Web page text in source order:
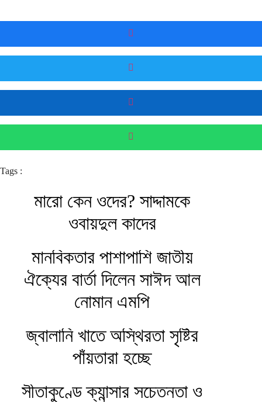
Tags :
মারো কেন ওদের? সাদ্দামকে
ওবায়দুল কাদের
মানবিকতার পাশাপাশি জাতীয়
ঐক্যের বার্তা দিলেন সাঈদ আল
নোমান এমপি
জ্বালানি খাতে অস্থিরতা সৃষ্টির
পাঁয়তারা হচ্ছে
সীতাকুণ্ডে ক্যান্সার সচেতনতা ও